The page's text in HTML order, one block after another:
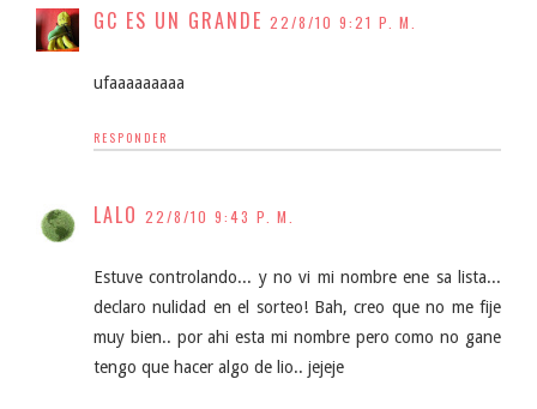
GC ES UN GRANDE 22/8/10 9:21 P. M.
ufaaaaaaaaa
RESPONDER
LALO 22/8/10 9:43 P. M.
Estuve controlando... y no vi mi nombre ene sa lista...
declaro nulidad en el sorteo! Bah, creo que no me fije
muy bien.. por ahi esta mi nombre pero como no gane
tengo que hacer algo de lio.. jejeje